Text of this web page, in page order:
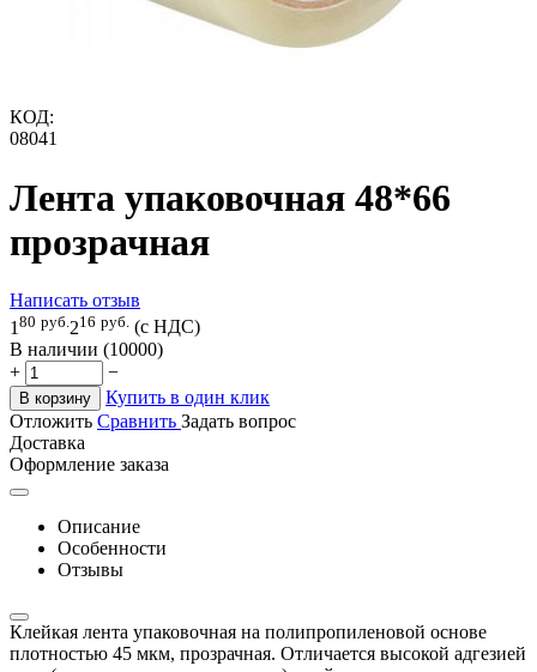
КОД:
08041
Лента упаковочная 48*66
прозрачная
Написать отзыв
1 80 руб. 216 руб. (с НДС)
В наличии (10000)
+
−
В корзину
Купить в один клик
Отложить Сравнить Задать вопрос
Доставка
Оформление заказа
Описание
Особенности
Отзывы
Клейкая лента упаковочная на полипропиленовой основе
плотностью 45 мкм, прозрачная. Отличается высокой адгезией